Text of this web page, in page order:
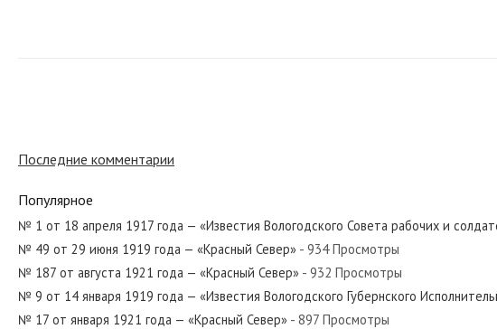
№ 93 от апреля 1982 года — «Красный Север»
№ 138 от июня 1962 года — «Красный Север»
Последние комментарии
Популярное
№ 1 от 18 апреля 1917 года — «Известия Вологодского Совета рабочих и
№ 49 от 29 июня 1919 года — «Красный Север» - 934 Просмотры
№ 187 от августа 1921 года — «Красный Север» - 932 Просмотры
№ 9 от 14 января 1919 года — «Известия Вологодского Губернского
№ 17 от января 1921 года — «Красный Север» - 897 Просмотры